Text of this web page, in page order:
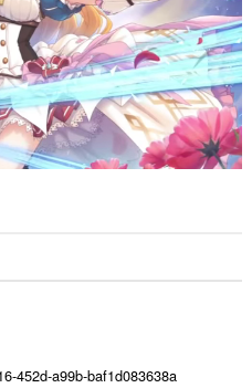
452d-a99b-baf1d083638a